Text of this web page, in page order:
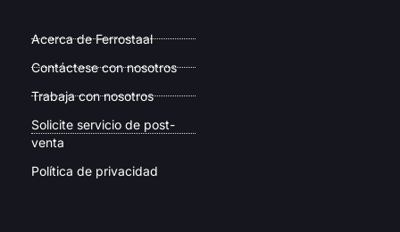
Acerca de Ferrostaal
Contáctese con nosotros
Trabaja con nosotros
Solicite servicio de post-
venta
Política de privacidad